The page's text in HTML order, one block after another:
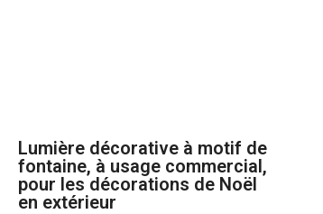
Lumière décorative à motif de
fontaine, à usage commercial,
pour les décorations de Noël
en extérieur